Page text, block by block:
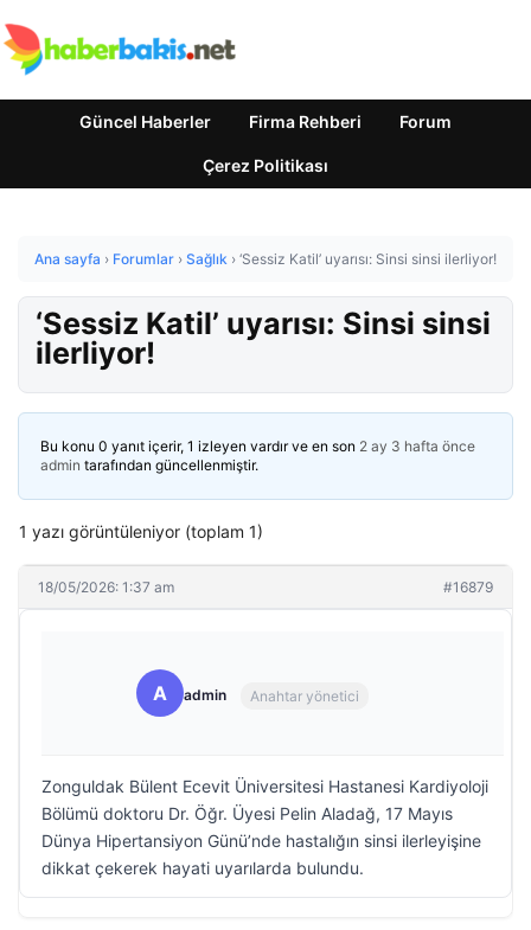
Güncel Haberler Firma Rehberi Forum
Çerez Politikası
Ana sayfa › Forumlar › Sağlık › ‘Sessiz Katil’ uyarısı: Sinsi sinsi ilerliyor!
‘Sessiz Katil’ uyarısı: Sinsi sinsi
ilerliyor!
Bu konu 0 yanıt içerir, 1 izleyen vardır ve en son 2 ay 3 hafta önce
admin tarafından güncellenmiştir.
1 yazı görüntüleniyor (toplam 1)
18/05/2026: 1:37 am #16879
A admin Anahtar yönetici
Zonguldak Bülent Ecevit Üniversitesi Hastanesi Kardiyoloji
Bölümü doktoru Dr. Öğr. Üyesi Pelin Aladağ, 17 Mayıs
Dünya Hipertansiyon Günü’nde hastalığın sinsi ilerleyişine
dikkat çekerek hayati uyarılarda bulundu.